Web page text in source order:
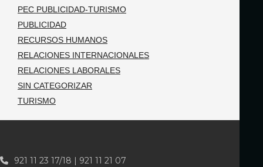
PEC PUBLICIDAD-TURISMO
PUBLICIDAD
RECURSOS HUMANOS
RELACIONES INTERNACIONALES
RELACIONES LABORALES
SIN CATEGORIZAR
TURISMO
921 11 23 17/18 | 921 11 21 07